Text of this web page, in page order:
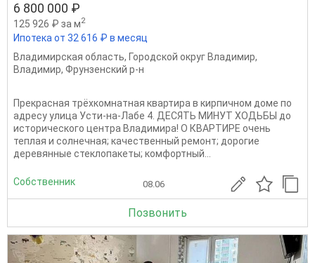
6 800 000 ₽
125 926 ₽ за м2
Ипотека от 32 616 ₽ в месяц
Владимирская область, Городской округ Владимир,
Владимир, Фрунзенский р-н
Прекрасная трёхкомнатная квартира в кирпичном доме по
адресу улица Усти-на-Лабе 4. ДЕСЯТЬ МИНУТ ХОДЬБЫ до
исторического центра Владимира! О КВАРТИРЕ очень
теплая и солнечная; качественный ремонт; дорогие
деревянные стеклопакеты; комфортный...
Собственник 08.06
Позвонить